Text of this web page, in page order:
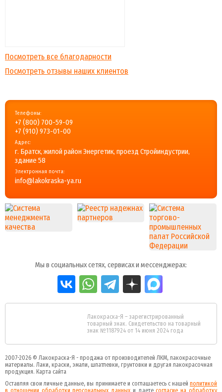
Посмотреть все благодарности
Посмотреть отзывы наших клиентов
Телефоны:
+7 (800) 700-59-09
+7 (910) 973-01-00
Адрес:
г. Братск, жилой район Энергетик, проезд Стройиндустрии,
здание 58
Электронная почта:
info@lakokraska-ya.ru
Мы в социальных сетях, сервисах и мессенджерах:
Лакокраска-Я – зарегистрированный
товарный знак. Свидетельство на товарный
знак №1187924 от 14 июня 2024 года
2007-2026 © Лакокраска-Я - продажа от производителей ЛКМ, лакокрасочные
материалы. Лаки, краски, эмали, шпатлевки, грунтовки и другая лакокрасочная
продукция. Карта сайта
Оставляя свои личные данные, вы принимаете и соглашаетесь с нашей политикой
в отношении обработки персональных данных и даетеcогласие на обработку